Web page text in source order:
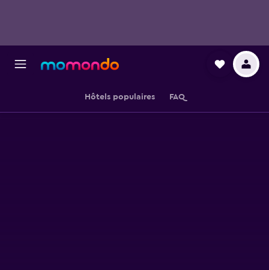
Hôtels populaires FAQ